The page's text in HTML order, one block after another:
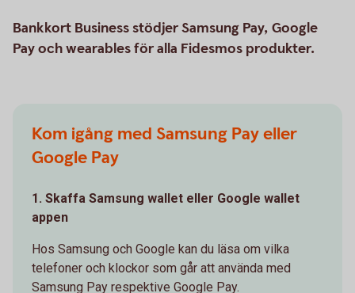
Bankkort Business stödjer Samsung Pay, Google
Pay och wearables för alla Fidesmos produkter.
Kom igång med Samsung Pay eller
Google Pay
1. Skaffa Samsung wallet eller Google wallet
appen
Hos Samsung och Google kan du läsa om vilka
telefoner och klockor som går att använda med
Samsung Pay respektive Google Pay.